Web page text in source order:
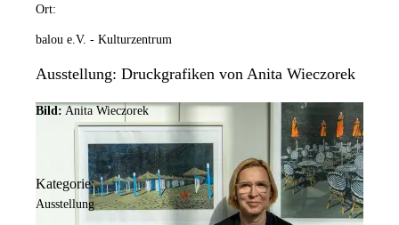
Ort:
balou e.V. - Kulturzentrum
Ausstellung: Druckgrafiken von Anita Wieczorek
Bild: Anita Wieczorek
Kategorie:
Ausstellung